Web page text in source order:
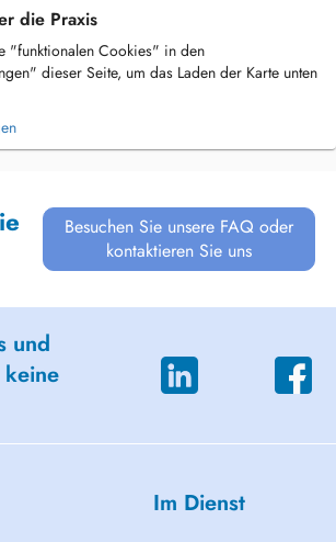
die Praxis
"funktionalen Cookies" in den
dieser Seite, um das Laden der Karte unten
Besuchen Sie unsere FAQ oder
kontaktieren Sie uns
und
keine
Im Dienst